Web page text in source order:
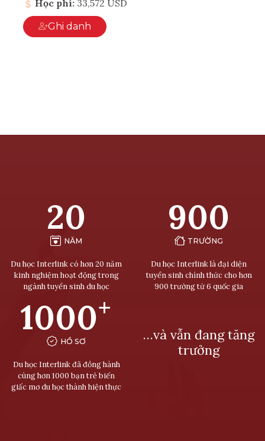
Học phí: 33,572 USD
Ghi danh
20
NĂM
Du học Interlink có hơn 20 năm
kinh nghiệm hoạt động trong
ngành tuyển sinh du học
900
TRƯỜNG
Du học Interlink là đại diện
tuyển sinh chính thức cho hơn
900 trường từ 6 quốc gia
1000+
HỒ SƠ
Du học Interlink đã đồng hành
cùng hơn 1000 bạn trẻ biến
giấc mơ du học thành hiện thực
…và vẫn đang tăng
trưởng